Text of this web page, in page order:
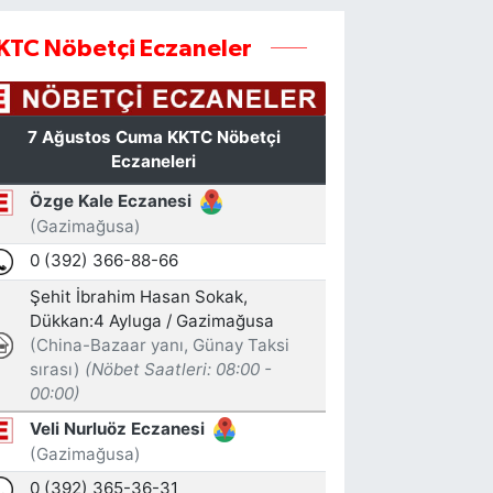
Nöbetçi Eczaneler